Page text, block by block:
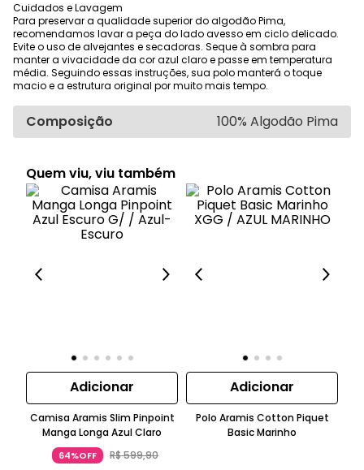
Cuidados e Lavagem
Para preservar a qualidade superior do algodão Pima,
recomendamos lavar a peça do lado avesso em ciclo delicado.
Evite o uso de alvejantes e secadoras. Seque à sombra para
manter a vivacidade da cor azul claro e passe em temperatura
média. Seguindo essas instruções, sua polo manterá o toque
macio e a estrutura original por muito mais tempo.
Composição 100% Algodão Pima
Quem viu, viu também
Adicionar
Camisa Aramis Slim Pinpoint
Manga Longa Azul Claro
64%OFF R$599,90
Adicionar
Polo Aramis Cotton Piquet
Basic Marinho